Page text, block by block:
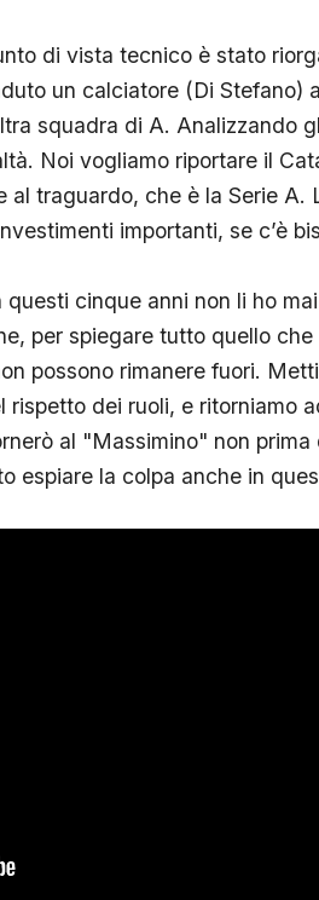
di vista tecnico è stato
un calciatore (Di Stefano)
squadra di A. Analizzando
Noi vogliamo riportare il
al traguardo, che è la Serie A.
importanti, se c’è
questi cinque anni non li ho
per spiegare tutto quello
possono rimanere fuori.
dei ruoli, e ritorniamo
al "Massimino" non
espiare la colpa anche in